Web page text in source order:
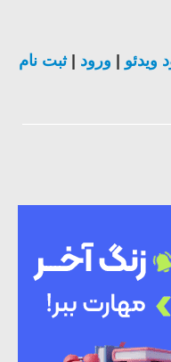
ویدئو ورود |ثبت نام